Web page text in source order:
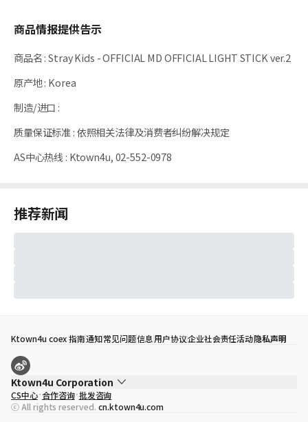
商品情报提供告示
商品名:Stray Kids - OFFICIAL MD OFFICIAL LIGHT STICK ver.2
原产地: Korea
制造/进口 :
质量保证标准 :依照相关法律及消费者纠纷解决规定
AS中心热线 : Ktown4u, 02-552-0978
推荐新闻
Ktown4u coex 指南通知常见问题信息用户协议企业社会责任活动隐私声明
Ktown4u Corporation
代表
宋効珉
营业执照 120-87-71116
CS中心 合作咨询 批发咨询
ⓒ All rights reserved. cn.ktown4u.com